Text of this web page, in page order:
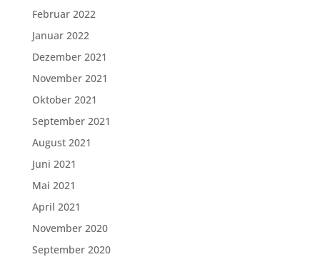
Februar 2022
Januar 2022
Dezember 2021
November 2021
Oktober 2021
September 2021
August 2021
Juni 2021
Mai 2021
April 2021
November 2020
September 2020